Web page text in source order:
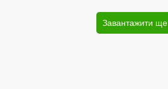
Завантажити ще